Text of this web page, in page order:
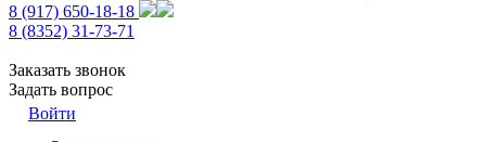
8 (917) 650-18-18
8 (8352) 31-73-71
Заказать звонок
Задать вопрос
Войти